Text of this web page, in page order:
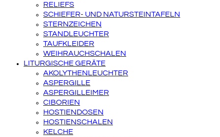
RELIEFS
SCHIEFER- UND NATURSTEINTAFELN
STERNZEICHEN
STANDLEUCHTER
TAUFKLEIDER
WEIHRAUCHSCHALEN
LITURGISCHE GERÄTE
AKOLYTHENLEUCHTER
ASPERGILLE
ASPERGILLEIMER
CIBORIEN
HOSTIENDOSEN
HOSTIENSCHALEN
KELCHE